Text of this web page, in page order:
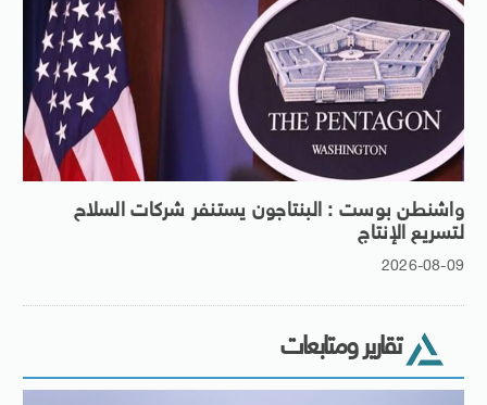
واشنطن بوست : البنتاجون يستنفر شركات السلاح
لتسريع الإنتاج
2026-08-09
تقارير ومتابعات